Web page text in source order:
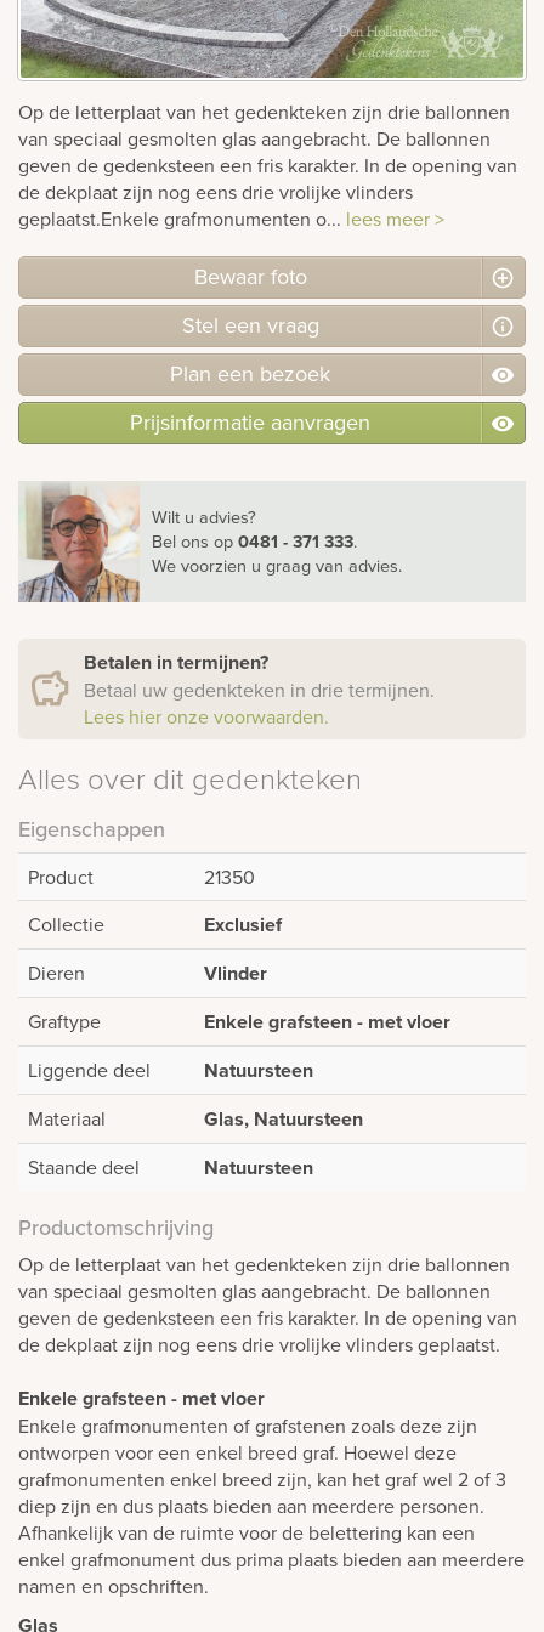
Bekijk
ook:
Op de letterplaat van het gedenkteken zijn drie ballonnen
van speciaal gesmolten glas aangebracht. De ballonnen
geven de gedenksteen een fris karakter. In de opening van
de dekplaat zijn nog eens drie vrolijke vlinders
geplaatst.Enkele grafmonumenten o... lees meer >
Bewaar foto
Stel een vraag
Plan een bezoek
Prijsinformatie aanvragen
Wilt u advies?
Bel ons op0481 - 371 333.
We voorzien u graag van advies.
Betalen in termijnen?
Betaal uw gedenkteken in drie termijnen.
Lees hier onze voorwaarden.
Alles over dit gedenkteken
Eigenschappen
Product
21350
Collectie
Exclusief
Dieren Vlinder
Graftype Enkele grafsteen - met vloer
Liggende deel Natuursteen
Materiaal Glas, Natuursteen
Staande deel Natuursteen
Productomschrijving
Op de letterplaat van het gedenkteken zijn drie ballonnen
van speciaal gesmolten glas aangebracht. De ballonnen
geven de gedenksteen een fris karakter. In de opening van
de dekplaat zijn nog eens drie vrolijke vlinders geplaatst.
Enkele grafsteen - met vloer
Enkele grafmonumenten of grafstenen zoals deze zijn
ontworpen voor een enkel breed graf. Hoewel deze
grafmonumenten enkel breed zijn, kan het graf wel 2 of 3
diep zijn en dus plaats bieden aan meerdere personen.
Afhankelijk van de ruimte voor de belettering kan een
enkel grafmonument dus prima plaats bieden aan meerdere
namen en opschriften.
Glas